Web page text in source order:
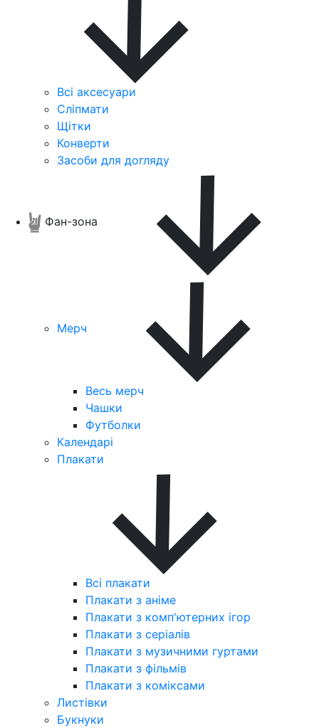
Всі аксесуари
Сліпмати
Щітки
Конверти
Засоби для догляду
Фан-зона
Мерч
Весь мерч
Чашки
Футболки
Календарі
Плакати
Всі плакати
Плакати з аніме
Плакати з комп'ютерних ігор
Плакати з серіалів
Плакати з музичними гуртами
Плакати з фільмів
Плакати з коміксами
Листівки
Букнуки